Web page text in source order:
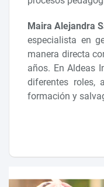
Maira Alejandra
especialista en
manera directa
años. En Aldeas
diferentes roles,
formación y